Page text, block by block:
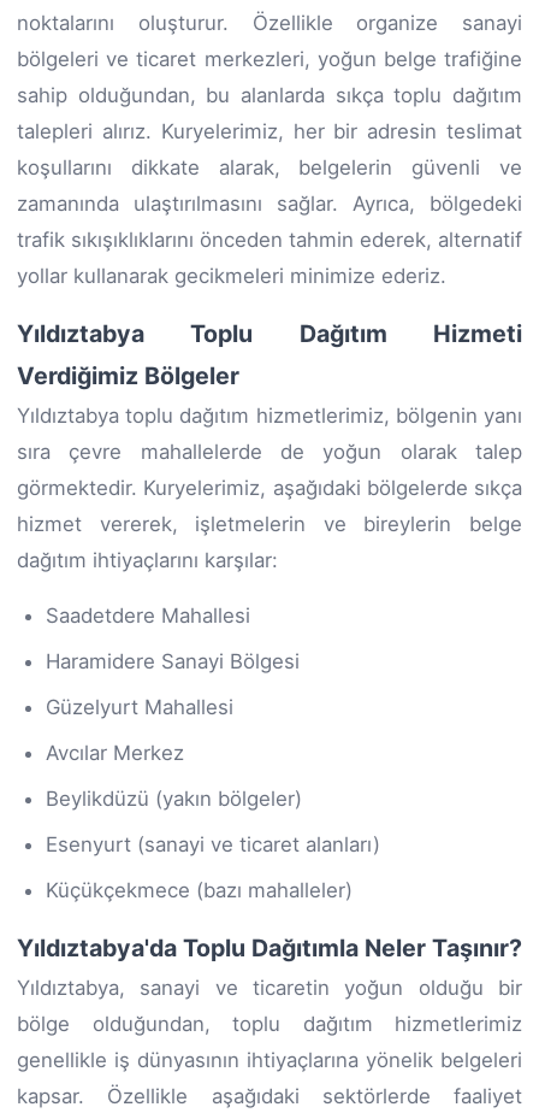
noktalarını oluşturur. Özellikle organize sanayi
bölgeleri ve ticaret merkezleri, yoğun belge trafiğine
sahip olduğundan, bu alanlarda sıkça toplu dağıtım
talepleri alırız. Kuryelerimiz, her bir adresin teslimat
koşullarını dikkate alarak, belgelerin güvenli ve
zamanında ulaştırılmasını sağlar. Ayrıca, bölgedeki
trafik sıkışıklıklarını önceden tahmin ederek, alternatif
yollar kullanarak gecikmeleri minimize ederiz.
Yıldıztabya Toplu Dağıtım Hizmeti
Verdiğimiz Bölgeler
Yıldıztabya toplu dağıtım hizmetlerimiz, bölgenin yanı
sıra çevre mahallelerde de yoğun olarak talep
görmektedir. Kuryelerimiz, aşağıdaki bölgelerde sıkça
hizmet vererek, işletmelerin ve bireylerin belge
dağıtım ihtiyaçlarını karşılar:
Saadetdere Mahallesi
Haramidere Sanayi Bölgesi
Güzelyurt Mahallesi
Avcılar Merkez
Beylikdüzü (yakın bölgeler)
Esenyurt (sanayi ve ticaret alanları)
Küçükçekmece (bazı mahalleler)
Yıldıztabya'da Toplu Dağıtımla Neler Taşınır?
Yıldıztabya, sanayi ve ticaretin yoğun olduğu bir
bölge olduğundan, toplu dağıtım hizmetlerimiz
genellikle iş dünyasının ihtiyaçlarına yönelik belgeleri
kapsar. Özellikle aşağıdaki sektörlerde faaliyet